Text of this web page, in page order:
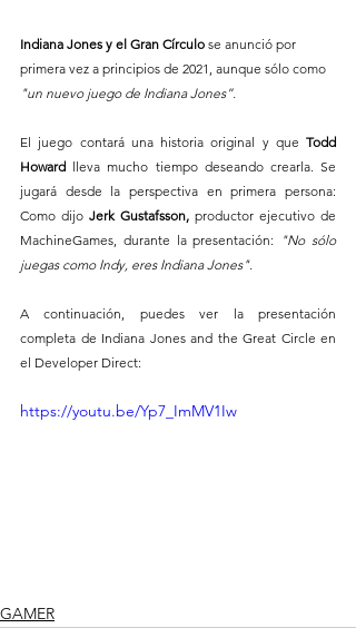
Indiana Jones y el Gran Círculo se anunció por
primera vez a principios de 2021, aunque sólo como
"un nuevo juego de Indiana Jones”.
El juego contará una historia original y que Todd
Howard lleva mucho tiempo deseando crearla. Se
jugará desde la perspectiva en primera persona:
Como dijo Jerk Gustafsson, productor ejecutivo de
MachineGames, durante la presentación:
"No sólo
juegas como Indy, eres Indiana Jones".
A continuación, puedes ver la presentación
completa de Indiana Jones and the Great Circle en
el Developer Direct:
https://youtu.be/Yp7_ImMV1Iw
GAMER